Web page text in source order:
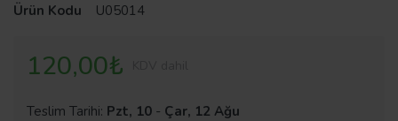
Ürün Kodu
U05014
120,00₺
Teslim Tarihi: Pzt, 10 - Çar, 12 Ağu